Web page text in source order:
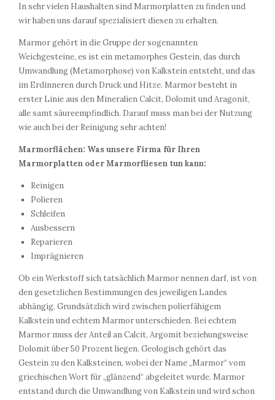
In sehr vielen Haushalten sind Marmorplatten zu finden und
wir haben uns darauf spezialisiert diesen zu erhalten.
Marmor gehört in die Gruppe der sogenannten
Weichgesteine, es ist ein metamorphes Gestein, das durch
Umwandlung (Metamorphose) von Kalkstein entsteht, und das
im Erdinneren durch Druck und Hitze. Marmor besteht in
erster Linie aus den Mineralien Calcit, Dolomit und Aragonit,
alle samt säureempfindlich. Darauf muss man bei der Nutzung
wie auch bei der Reinigung sehr achten!
Marmorflächen: Was unsere Firma für Ihren
Marmorplatten oder Marmorfliesen tun kann:
Reinigen
Polieren
Schleifen
Ausbessern
Reparieren
Imprägnieren
Ob ein Werkstoff sich tatsächlich Marmor nennen darf, ist von
den gesetzlichen Bestimmungen des jeweiligen Landes
abhängig. Grundsätzlich wird zwischen polierfähigem
Kalkstein und echtem Marmor unterschieden. Bei echtem
Marmor muss der Anteil an Calcit, Argomit beziehungsweise
Dolomit über 50 Prozent liegen. Geologisch gehört das
Gestein zu den Kalksteinen, wobei der Name „Marmor“ vom
griechischen Wort für „glänzend“ abgeleitet wurde. Marmor
entstand durch die Umwandlung von Kalkstein und wird schon